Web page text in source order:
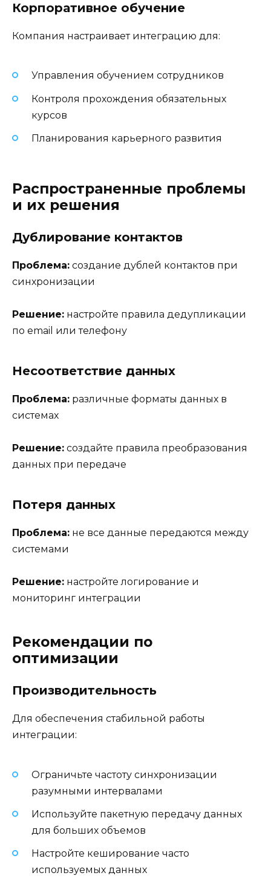
Корпоративное обучение
Компания настраивает интеграцию для:
Управления обучением сотрудников
Контроля прохождения обязательных
курсов
Планирования карьерного развития
Распространенные проблемы
и их решения
Дублирование контактов
Проблема: создание дублей контактов при
синхронизации
Решение: настройте правила дедупликации
по email или телефону
Несоответствие данных
Проблема: различные форматы данных в
системах
Решение: создайте правила преобразования
данных при передаче
Потеря данных
Проблема: не все данные передаются между
системами
Решение: настройте логирование и
мониторинг интеграции
Рекомендации по
оптимизации
Производительность
Для обеспечения стабильной работы
интеграции:
Ограничьте частоту синхронизации
разумными интервалами
Используйте пакетную передачу данных
для больших объемов
Настройте кеширование часто
используемых данных